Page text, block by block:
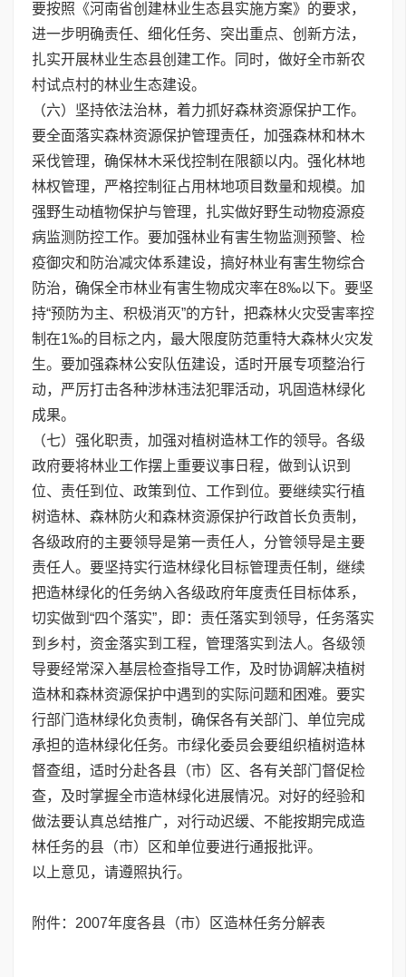
要按照《河南省创建林业生态县实施方案》的要求，
进一步明确责任、细化任务、突出重点、创新方法，
扎实开展林业生态县创建工作。同时，做好全市新农
村试点村的林业生态建设。
（六）坚持依法治林，着力抓好森林资源保护工作。
要全面落实森林资源保护管理责任，加强森林和林木
采伐管理，确保林木采伐控制在限额以内。强化林地
林权管理，严格控制征占用林地项目数量和规模。加
强野生动植物保护与管理，扎实做好野生动物疫源疫
病监测防控工作。要加强林业有害生物监测预警、检
疫御灾和防治减灾体系建设，搞好林业有害生物综合
防治，确保全市林业有害生物成灾率在8‰以下。要坚
持“预防为主、积极消灭”的方针，把森林火灾受害率控
制在1‰的目标之内，最大限度防范重特大森林火灾发
生。要加强森林公安队伍建设，适时开展专项整治行
动，严厉打击各种涉林违法犯罪活动，巩固造林绿化
成果。
（七）强化职责，加强对植树造林工作的领导。各级
政府要将林业工作摆上重要议事日程，做到认识到
位、责任到位、政策到位、工作到位。要继续实行植
树造林、森林防火和森林资源保护行政首长负责制，
各级政府的主要领导是第一责任人，分管领导是主要
责任人。要坚持实行造林绿化目标管理责任制，继续
把造林绿化的任务纳入各级政府年度责任目标体系，
切实做到“四个落实”，即：责任落实到领导，任务落实
到乡村，资金落实到工程，管理落实到法人。各级领
导要经常深入基层检查指导工作，及时协调解决植树
造林和森林资源保护中遇到的实际问题和困难。要实
行部门造林绿化负责制，确保各有关部门、单位完成
承担的造林绿化任务。市绿化委员会要组织植树造林
督查组，适时分赴各县（市）区、各有关部门督促检
查，及时掌握全市造林绿化进展情况。对好的经验和
做法要认真总结推广，对行动迟缓、不能按期完成造
林任务的县（市）区和单位要进行通报批评。
以上意见，请遵照执行。
附件：2007年度各县（市）区造林任务分解表